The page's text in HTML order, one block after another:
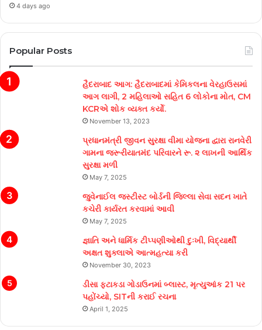
4 days ago
Popular Posts
હૈદરાબાદ આગ: હૈદરાબાદમાં કેમિકલના વેરહાઉસમાં
આગ લાગી, 2 મહિલાઓ સહિત 6 લોકોના મોત, CM
KCRએ શોક વ્યક્ત કર્યો.
November 13, 2023
પ્રધાનમંત્રી જીવન સુરક્ષા વીમા યોજના દ્વારા રાનવેરી
ગામના જરૂરીયાતમંદ પરિવારને રૂ. ૨ લાખની આર્થિક
સુરક્ષા મળી
May 7, 2025
જુવેનાઈલ જસ્ટીસ્ટ બોર્ડની જિલ્લા સેવા સદન ખાતે
કચેરી કાર્યરત કરવામાં આવી
May 7, 2025
જ્ઞાતિ અને ધાર્મિક ટીપ્પણીઓથી દુઃખી, વિદ્યાર્થી
અક્ષત શુક્લાએ આત્મહત્યા કરી
November 30, 2023
ડીસા ફટાકડા ગોડાઉનમાં બ્લાસ્ટ, મૃત્યુઆંક 21 પર
પહોંચ્યો, SITની કરાઈ રચના
April 1, 2025